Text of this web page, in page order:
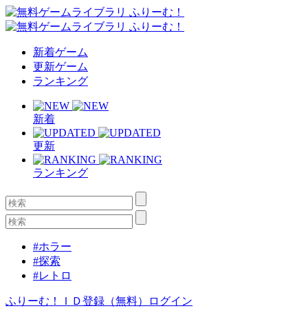
新着ゲーム
更新ゲーム
ランキング
新着
更新
ランキング
#ホラー
#探索
#レトロ
ふりーむ！ＩＤ登録（無料） ログイン